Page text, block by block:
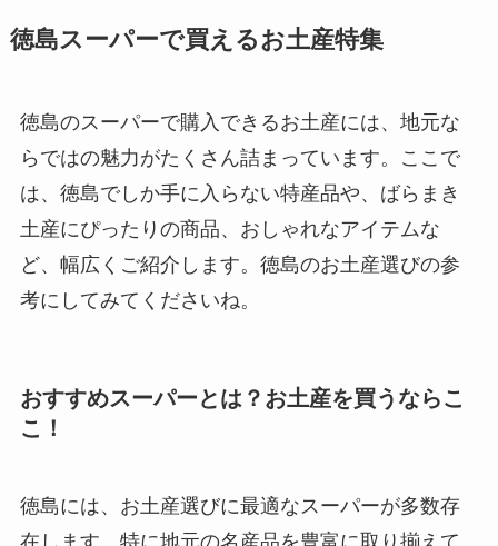
徳島スーパーで買えるお土産特集
徳島のスーパーで購入できるお土産には、地元な
らではの魅力がたくさん詰まっています。ここで
は、徳島でしか手に入らない特産品や、ばらまき
土産にぴったりの商品、おしゃれなアイテムな
ど、幅広くご紹介します。徳島のお土産選びの参
考にしてみてくださいね。
おすすめスーパーとは？お土産を買うならこ
こ！
徳島には、お土産選びに最適なスーパーが多数存
在します。特に地元の名産品を豊富に取り揃えて